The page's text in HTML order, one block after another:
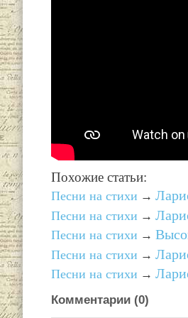
Похожие статьи:
Песни на стихи →
Песни на стихи →
Песни на стихи →
Песни на стихи →
Песни на стихи →
Комментарии (0)